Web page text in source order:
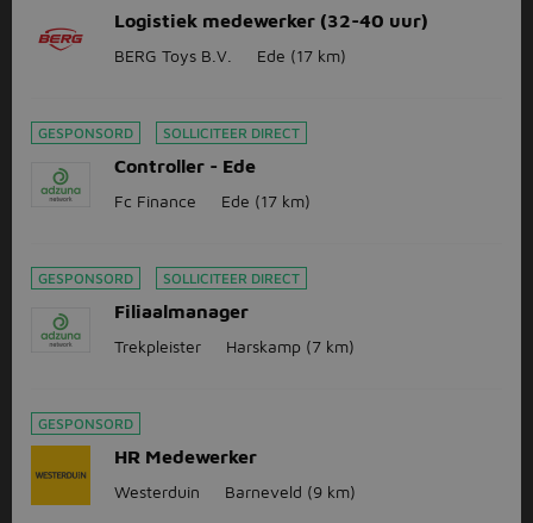
Logistiek medewerker (32-40 uur)
BERG Toys B.V. Ede (17 km)
GESPONSORD SOLLICITEER DIRECT
Controller - Ede
Fc Finance Ede (17 km)
GESPONSORD SOLLICITEER DIRECT
Filiaalmanager
Trekpleister Harskamp (7 km)
GESPONSORD
HR Medewerker
Westerduin Barneveld (9 km)